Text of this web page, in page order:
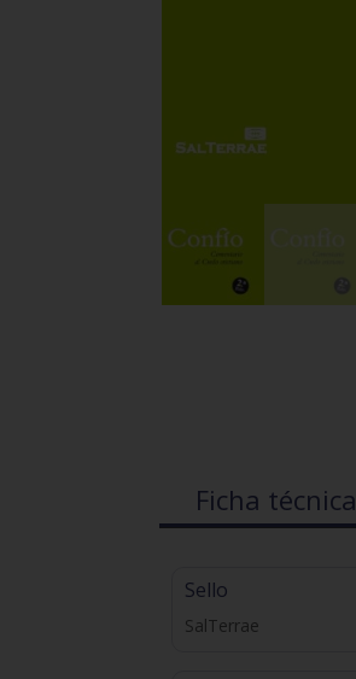
Ficha técnica
Sello
SalTerrae